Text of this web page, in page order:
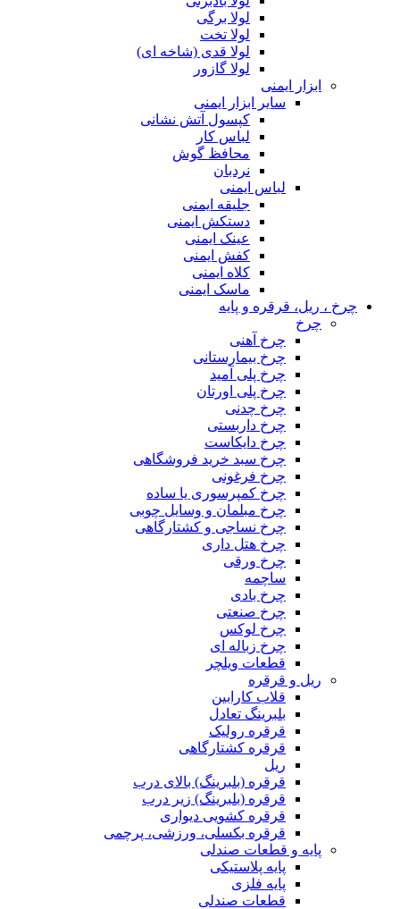
لولا برگی
لولا تخت
لولا قدی (شاخه ای)
لولا گازور
ابزار ایمنی
سایر ابزار ایمنی
کپسول آتش نشانی
لباس کار
محافظ گوش
نردبان
لباس ایمنی
جلیقه ایمنی
دستکش ایمنی
عینک ایمنی
کفش ایمنی
کلاه ایمنی
ماسک ایمنی
چرخ ، ریل، قرقره و پایه
چرخ
چرخ آهنی
چرخ بیمارستانی
چرخ پلی آمید
چرخ پلی اورتان
چرخ چدنی
چرخ داربستی
چرخ دایکاست
چرخ سبد خرید فروشگاهی
چرخ فرغونی
چرخ کمپرسوری یا ساده
چرخ مبلمان و وسایل چوبی
چرخ نساجی و کشتارگاهی
چرخ هتل داری
چرخ ورقی
ساچمه
چرخ بادی
چرخ صنعتی
چرخ لوکس
چرخ زباله ای
قطعات ویلچر
ریل و قرقره
قلاب کارابین
بلبرینگ تعادل
قرقره رولیک
قرقره کشتارگاهی
ریل
قرقره (بلبرینگ) بالای درب
قرقره (بلبرینگ) زیر درب
قرقره کشویی دیواری
قرقره بکسلی، ورزشی، پرچمی
پایه و قطعات صندلی
پایه پلاستیکی
پایه فلزی
قطعات صندلی